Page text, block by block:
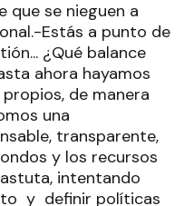
que se nieguen a
Estás a punto de
¿Qué balance
ahora hayamos
de manera
una
transparente,
y los recursos
intentando
y definir políticas